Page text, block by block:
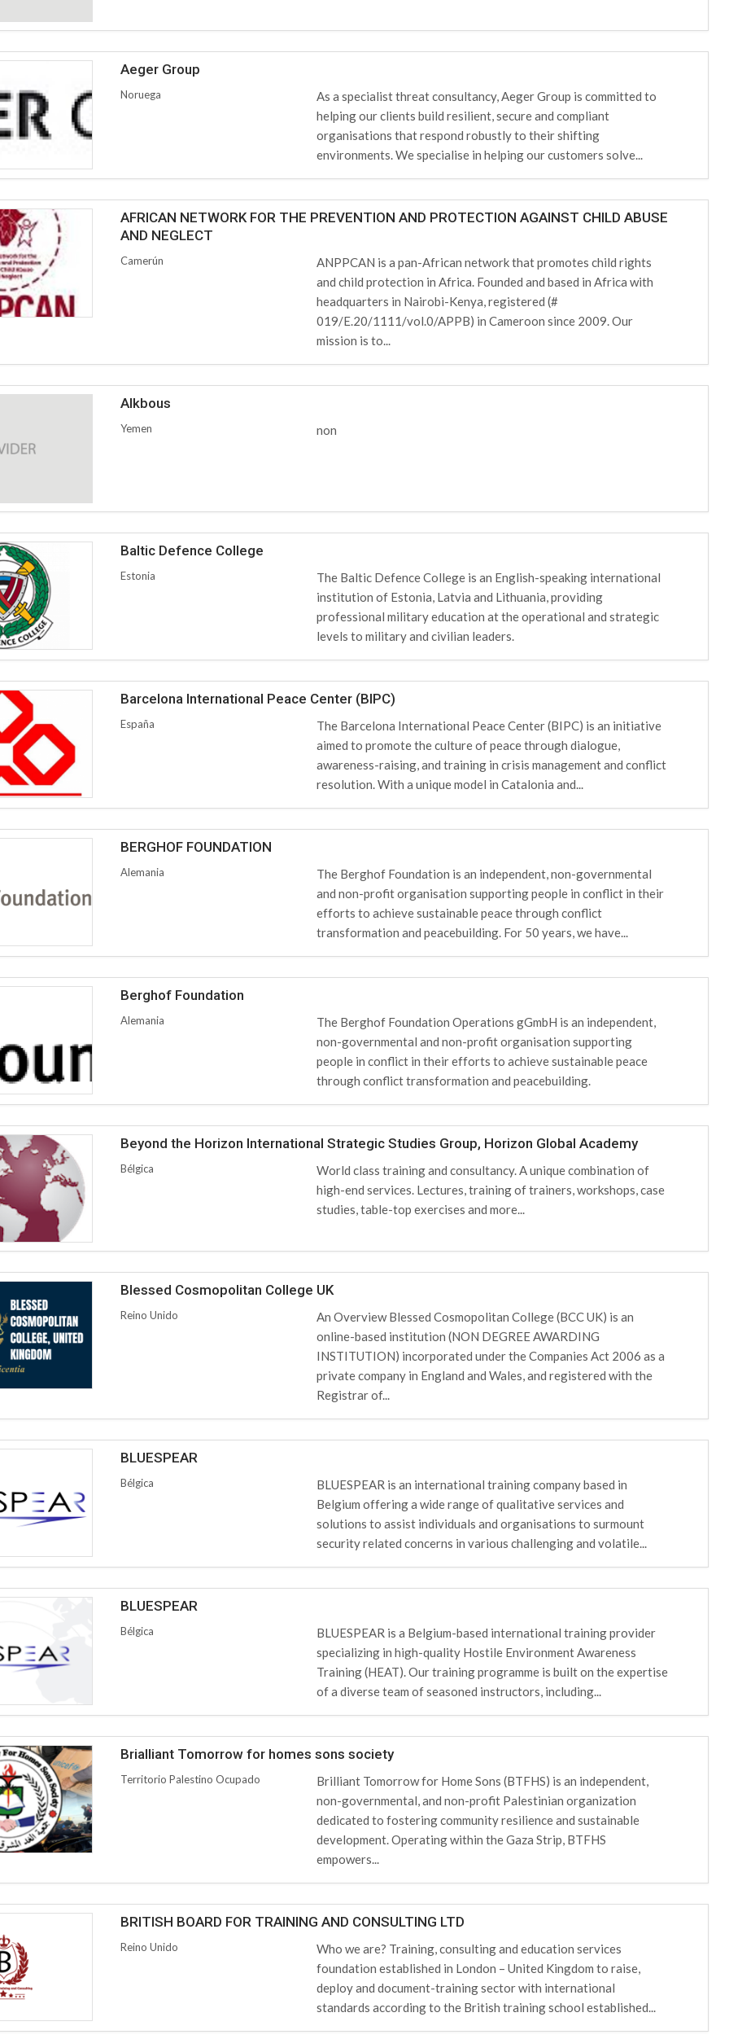
Aeger Group
Noruega
As a specialist threat consultancy, Aeger Group is committed to
helping our clients build resilient, secure and compliant
organisations that respond robustly to their shifting
environments. We specialise in helping our customers solve...
AFRICAN NETWORK FOR THE PREVENTION AND PROTECTION AGAINST CHILD ABUSE
AND NEGLECT
Camerún
ANPPCAN is a pan-African network that promotes child rights
and child protection in Africa. Founded and based in Africa with
headquarters in Nairobi-Kenya, registered (#
019/E.20/1111/vol.0/APPB) in Cameroon since 2009. Our
mission is to...
Alkbous
Yemen non
Baltic Defence College
Estonia
The Baltic Defence College is an English-speaking international
institution of Estonia, Latvia and Lithuania, providing
professional military education at the operational and strategic
levels to military and civilian leaders.
Barcelona International Peace Center (BIPC)
España
The Barcelona International Peace Center (BIPC) is an initiative
aimed to promote the culture of peace through dialogue,
awareness-raising, and training in crisis management and conflict
resolution. With a unique model in Catalonia and...
BERGHOF FOUNDATION
Alemania
The Berghof Foundation is an independent, non-governmental
and non-profit organisation supporting people in conflict in their
efforts to achieve sustainable peace through conflict
transformation and peacebuilding. For 50 years, we have...
Berghof Foundation
Alemania
The Berghof Foundation Operations gGmbH is an independent,
non-governmental and non-profit organisation supporting
people in conflict in their efforts to achieve sustainable peace
through conflict transformation and peacebuilding.
Beyond the Horizon International Strategic Studies Group, Horizon Global Academy
Bélgica
World class training and consultancy. A unique combination of
high-end services. Lectures, training of trainers, workshops, case
studies, table-top exercises and more...
Blessed Cosmopolitan College UK
Reino Unido
An Overview Blessed Cosmopolitan College (BCC UK) is an
online-based institution (NON DEGREE AWARDING
INSTITUTION) incorporated under the Companies Act 2006 as a
private company in England and Wales, and registered with the
Registrar of...
BLUESPEAR
Bélgica
BLUESPEAR is an international training company based in
Belgium offering a wide range of qualitative services and
solutions to assist individuals and organisations to surmount
security related concerns in various challenging and volatile...
BLUESPEAR
Bélgica
BLUESPEAR is a Belgium-based international training provider
specializing in high-quality Hostile Environment Awareness
Training (HEAT). Our training programme is built on the expertise
of a diverse team of seasoned instructors, including...
Brialliant Tomorrow for homes sons society
Territorio Palestino Ocupado
Brilliant Tomorrow for Home Sons (BTFHS) is an independent,
non-governmental, and non-profit Palestinian organization
dedicated to fostering community resilience and sustainable
development. Operating within the Gaza Strip, BTFHS
empowers...
BRITISH BOARD FOR TRAINING AND CONSULTING LTD
Reino Unido
Who we are? Training, consulting and education services
foundation established in London – United Kingdom to raise,
deploy and document-training sector with international
standards according to the British training school established...